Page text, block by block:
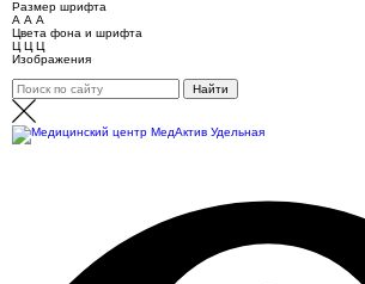
Размер шрифта
А А А
Цвета фона и шрифта
Ц Ц Ц
Изображения